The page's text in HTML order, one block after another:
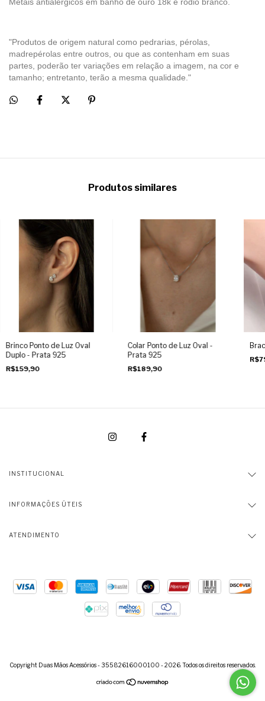
"Produtos de origem natural como pedrarias, pérolas,
madrepérolas entre outros, ou que as contenham em suas
partes, poderão ter variações em relação a imagem, na cor e
tamanho; entretanto, terão a mesma qualidade."
Produtos similares
Brinco Ponto de Luz Oval
Duplo - Prata 925
R$159,90
Colar Ponto de Luz Oval -
Prata 925
R$189,90
INSTITUCIONAL
INFORMAÇÕES ÚTEIS
ATENDIMENTO
Copyright Duas Mãos Acessórios - 35582616000100 - 2026. Todos os direitos reservados.